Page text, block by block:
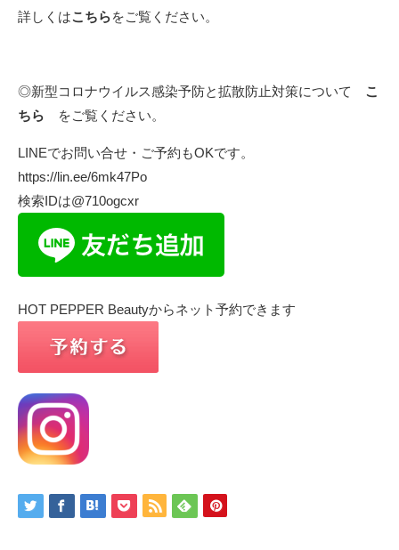
詳しくはこちらをご覧ください。
◎新型コロナウイルス感染予防と拡散防止対策について こ
ちら
をご覧ください。
LINEでお問い合せ・ご予約もOKです。
https://lin.ee/6mk47Po
検索IDは@710ogcxr
HOT PEPPER Beautyからネット予約できます